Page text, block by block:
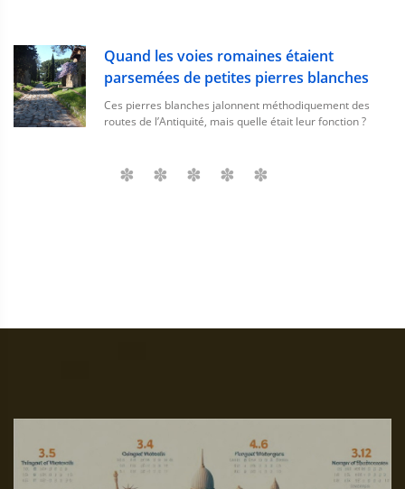
Quand les voies romaines étaient
parsemées de petites pierres blanches
Ces pierres blanches jalonnent méthodiquement des
routes de l’Antiquité, mais quelle était leur fonction ?